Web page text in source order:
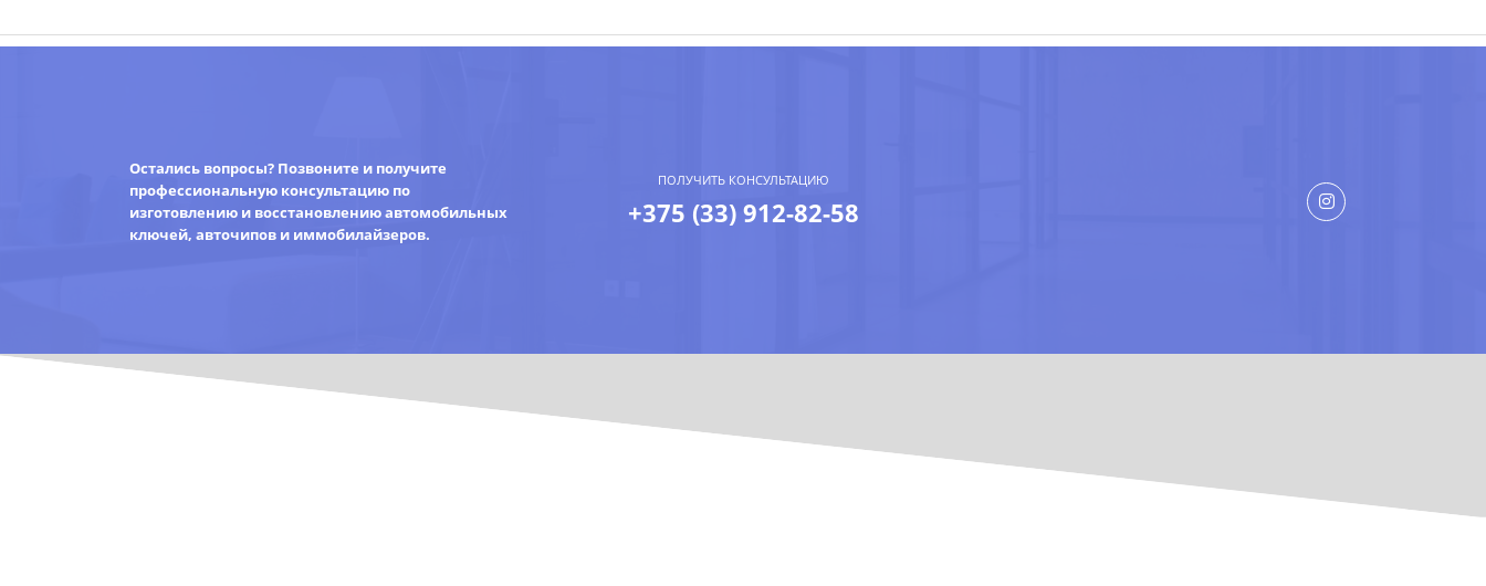
Остались вопросы? Позвоните и получите
профессиональную консультацию по
изготовлению и восстановлению автомобильных
ключей, авточипов и иммобилайзеров.
ПОЛУЧИТЬ КОНСУЛЬТАЦИЮ
+375 (33) 912-82-58